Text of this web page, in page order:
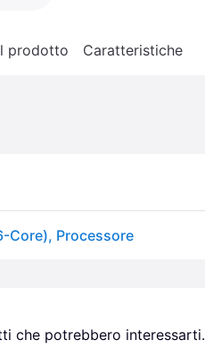
prodotto Caratteristiche
Core), Processore
che potrebbero interessarti.